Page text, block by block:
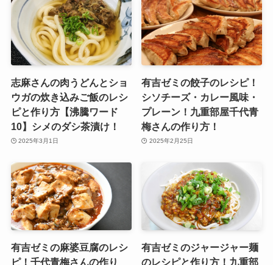
志麻さんの肉うどんとショ
ウガの炊き込みご飯のレシ
ピと作り方【沸騰ワード
10】シメのダシ茶漬け！
2025年3月1日
有吉ゼミの餃子のレシピ！
シソチーズ・カレー風味・
プレーン！九重部屋千代青
梅さんの作り方！
2025年2月25日
有吉ゼミの麻婆豆腐のレシ
ピ！千代青梅さんの作り
有吉ゼミのジャージャー麺
のレシピと作り方！九重部